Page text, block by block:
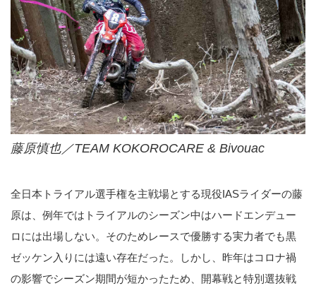
藤原慎也／TEAM KOKOROCARE & Bivouac
全日本トライアル選手権を主戦場とする現役IASライダーの藤
原は、例年ではトライアルのシーズン中はハードエンデュー
ロには出場しない。そのためレースで優勝する実力者でも黒
ゼッケン入りには遠い存在だった。しかし、昨年はコロナ禍
の影響でシーズン期間が短かったため、開幕戦と特別選抜戦